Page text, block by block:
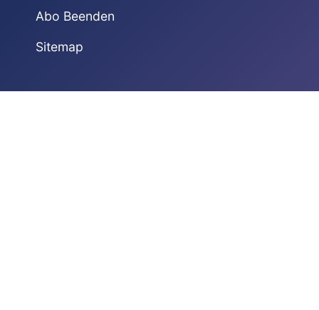
Abo Beenden
Sitemap